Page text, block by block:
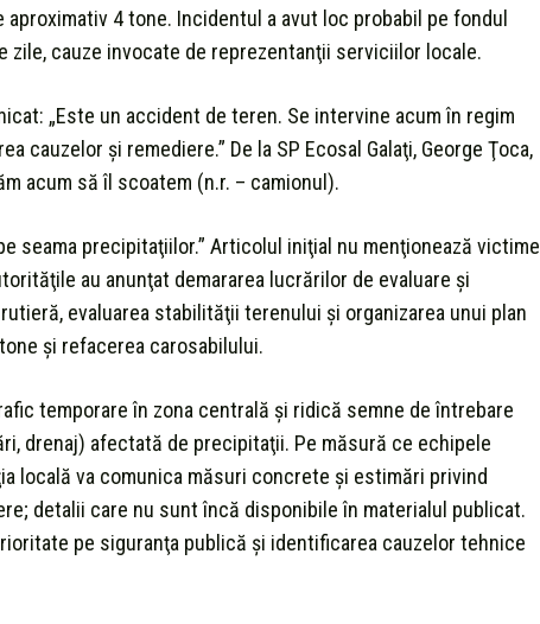
4 tone. Incidentul a avut loc probabil pe fondul
cauze invocate de reprezentanţii serviciilor locale.
„Este un accident de teren. Se intervine acum în regim
cauzelor şi remediere.” De la SP Ecosal Galaţi, George Ţoca,
acum să îl scoatem (n.r. – camionul).
seama precipitaţiilor.” Articolul iniţial nu menţionează victime
au anunţat demararea lucrărilor de evaluare şi
evaluarea stabilităţii terenului şi organizarea unui plan
şi refacerea carosabilului.
temporare în zona centrală şi ridică semne de întrebare
drenaj) afectată de precipitaţii. Pe măsură ce echipele
locală va comunica măsuri concrete şi estimări privind
detalii care nu sunt încă disponibile în materialul publicat.
pe siguranţa publică şi identificarea cauzelor tehnice